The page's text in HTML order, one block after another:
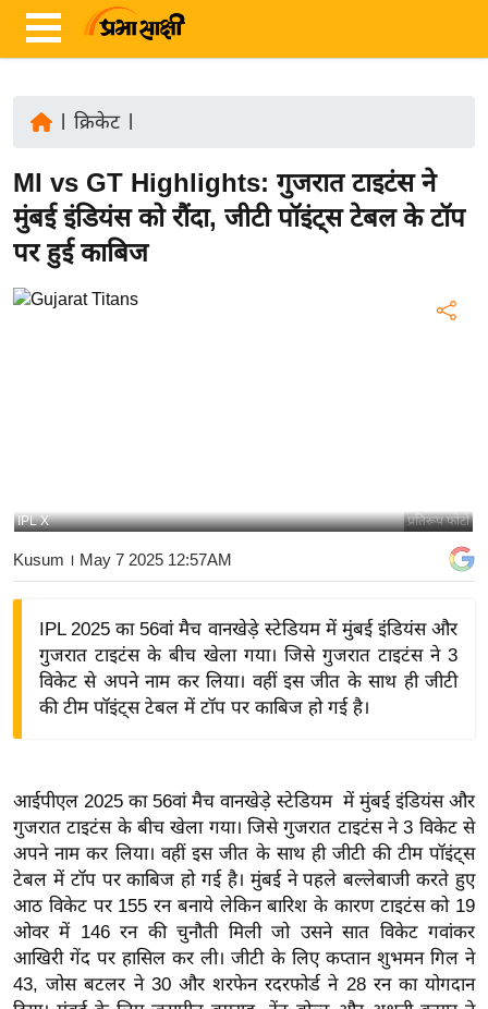
ज़ा
ख
ब
र
रा
य
ज़
द्यो
त
वि
शे
ष
ज्ञ
रा
य
क्रिकेट|
MI vs GT Highlights: गुजरात टाइटंस ने
मुंबई इंडियंस को रौंदा, जीटी पॉइंट्स टेबल के टॉप
पर हुई काबिज
प्रतिरूप फोटो
IPL X
Kusum । May 7 2025 12:57AM
IPL 2025 का 56वां मैच वानखेड़े स्टेडियम में मुंबई इंडियंस और
गुजरात टाइटंस के बीच खेला गया। जिसे गुजरात टाइटंस ने 3
विकेट से अपने नाम कर लिया। वहीं इस जीत के साथ ही जीटी
की टीम पॉइंट्स टेबल में टॉप पर काबिज हो गई है।
आईपीएल 2025 का 56वां मैच वानखेड़े स्टेडियम में मुंबई इंडियंस और
गुजरात टाइटंस के बीच खेला गया। जिसे गुजरात टाइटंस ने 3 विकेट से
अपने नाम कर लिया। वहीं इस जीत के साथ ही जीटी की टीम पॉइंट्स
टेबल में टॉप पर काबिज हो गई है। मुंबई ने पहले बल्लेबाजी करते हुए
आठ विकेट पर 155 रन बनाये लेकिन बारिश के कारण टाइटंस को 19
ओवर में 146 रन की चुनौती मिली जो उसने सात विकेट गवांकर
आखिरी गेंद पर हासिल कर ली। जीटी के लिए कप्तान शुभमन गिल ने
43, जोस बटलर ने 30 और शरफेन रदरफोर्ड ने 28 रन का योगदान